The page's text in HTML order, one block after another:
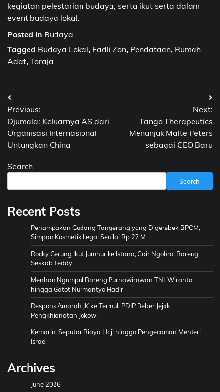
kegiatan pelestarian budaya, serta ikut serta dalam
event budaya lokal.
Posted in Budaya
Tagged Budaya Lokal, Fadli Zon, Pendataan, Rumah
Adat, Toraja
Post
navigation
Previous:
Djumala: Keluarnya AS dari
Organisasi Internasional
Untungkan China
Next:
Tango Therapeutics
Menunjuk Malte Peters
sebagai CEO Baru
Search
Search
Recent Posts
Penampakan Gudang Tangerang yang Digerebek BPOM,
Simpan Kosmetik Ilegal Senilai Rp 27 M
Rocky Gerung Ikut Jumhur ke Istana, Cair Ngobrol Bareng
Seskab Teddy
Menhan Ngumpul Bareng Purnawirawan TNI, Wiranto
hingga Gatot Nurmantyo Hadir
Respons Amarah JK ke Termul, PDIP Beber Jejak
Pengkhianatan Jokowi
Kemarin, Seputar Biaya Haji hingga Pengecaman Menteri
Israel
Archives
June 2026